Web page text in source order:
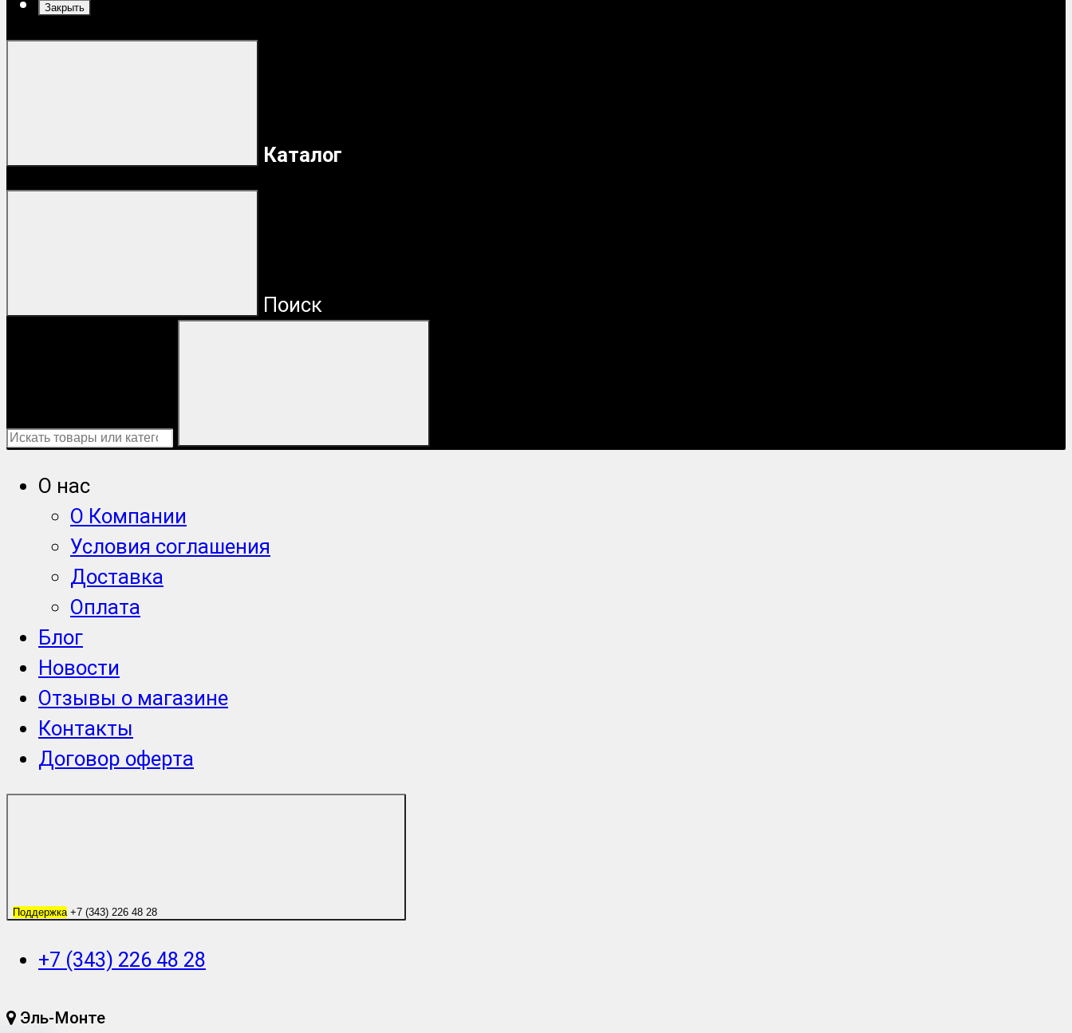
Закрыть
Каталог
Поиск
О нас
О Компании
Условия соглашения
Доставка
Оплата
Блог
Новости
Отзывы о магазине
Контакты
Договор оферта
Поддержка+7 (343) 226 48 28
+7 (343) 226 48 28
Эль-Монте